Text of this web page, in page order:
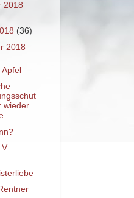
2018
(36)
2018
wieder
V